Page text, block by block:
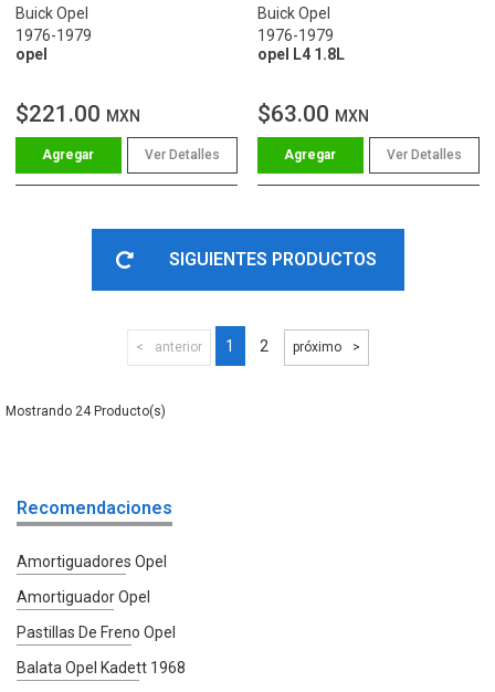
Buick Opel
1976-1979
opel
$221.00 MXN
Ver Detalles
Buick Opel
1976-1979
opel L4 1.8L
$63.00 MXN
Ver Detalles
SIGUIENTES PRODUCTOS
anterior 1 2 próximo
24
Recomendaciones
Amortiguadores Opel
Amortiguador Opel
Pastillas De Freno Opel
Balata Opel Kadett 1968